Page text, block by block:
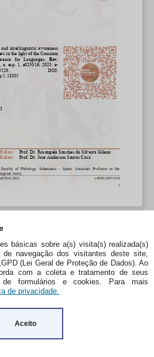
básicas sobre a(s) visita(s) realizada(s)
de navegação dos visitantes deste site,
(Lei Geral de Proteção de Dados). Ao
com a coleta e tratamento de seus
formulários e cookies. Para mais
de privacidade.
Aceito